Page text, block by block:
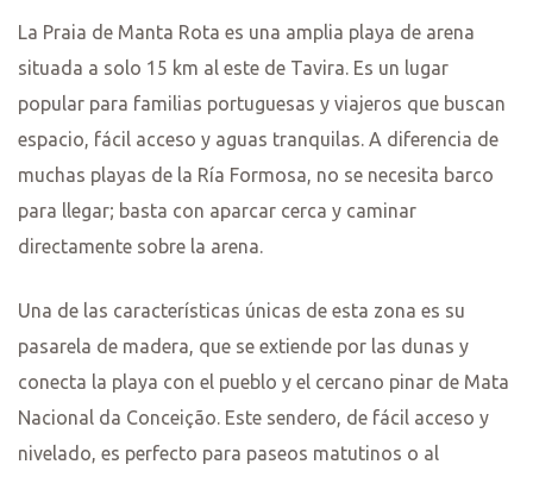
La Praia de Manta Rota es una amplia playa de arena
situada a solo 15 km al este de Tavira. Es un lugar
popular para familias portuguesas y viajeros que buscan
espacio, fácil acceso y aguas tranquilas. A diferencia de
muchas playas de la Ría Formosa, no se necesita barco
para llegar; basta con aparcar cerca y caminar
directamente sobre la arena.
Una de las características únicas de esta zona es su
pasarela de madera, que se extiende por las dunas y
conecta la playa con el pueblo y el cercano pinar de Mata
Nacional da Conceição. Este sendero, de fácil acceso y
nivelado, es perfecto para paseos matutinos o al